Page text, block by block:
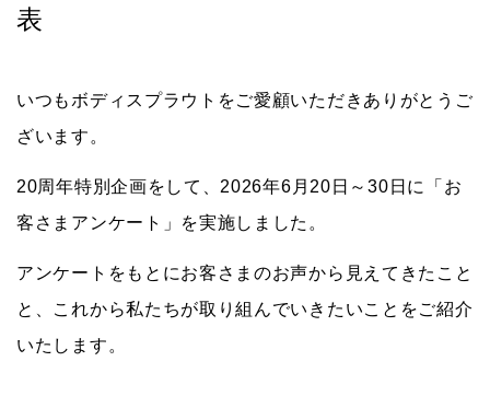
表
いつもボディスプラウトをご愛顧いただきありがとうご
ざいます。
20周年特別企画をして、2026年6月20日～30日に「お
客さまアンケート」を実施しました。
アンケートをもとにお客さまのお声から見えてきたこと
と、これから私たちが取り組んでいきたいことをご紹介
いたします。